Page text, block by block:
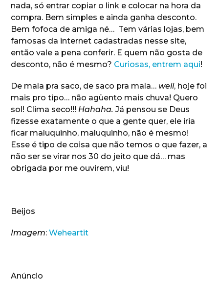
nada, só entrar copiar o link e colocar na hora da
compra. Bem simples e ainda ganha desconto.
Bem fofoca de amiga né… Tem várias lojas, bem
famosas da internet cadastradas nesse site,
então vale a pena conferir. E quem não gosta de
desconto, não é mesmo? Curiosas, entrem aqui!
De mala pra saco, de saco pra mala… well, hoje foi
mais pro tipo… não agüento mais chuva! Quero
sol! Clima seco!!! Hahaha.Já pensou se Deus
fizesse exatamente o que a gente quer, ele iria
ficar maluquinho, maluquinho, não é mesmo!
Esse é tipo de coisa que não temos o que fazer, a
não ser se virar nos 30 do jeito que dá… mas
obrigada por me ouvirem, viu!
Beijos
Imagem:Weheartit
Anúncio